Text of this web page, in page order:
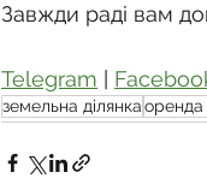
Завжди раді вам
Telegram
земельна ділянкаоренда